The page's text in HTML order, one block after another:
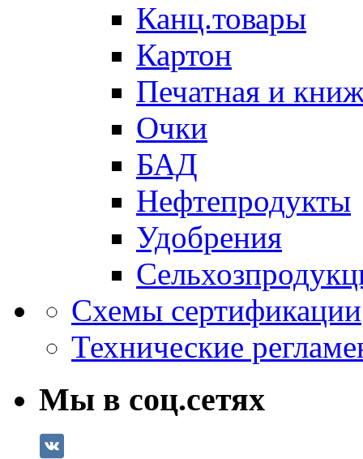
Канц.товары
Картон
Печатная и
Очки
БАД
Нефтепродукты
Удобрения
Схемы сертификации
Технические
Мы в соц.сетях